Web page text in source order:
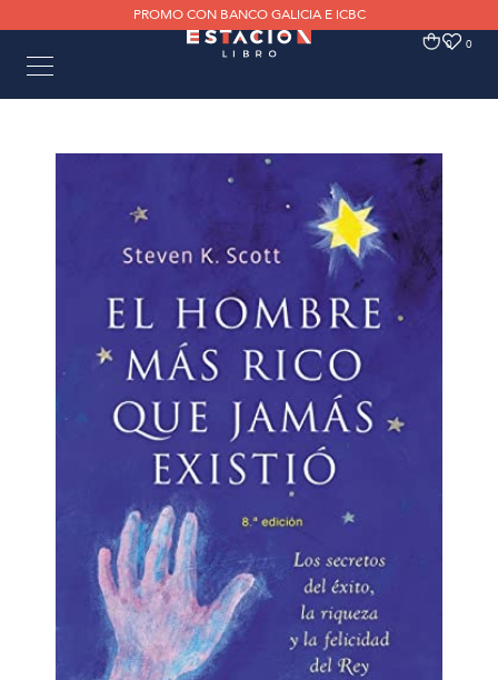
PROMO CON BANCO GALICIA E ICBC
0 0